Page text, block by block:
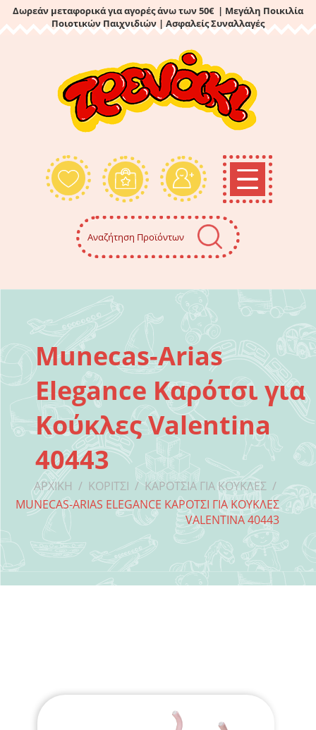
Δωρεάν μεταφορικά για αγορές άνω των 50€ | Μεγάλη Ποικιλία
Ποιοτικών Παιχνιδιών | Ασφαλείς Συναλλαγές
​​Munecas-Arias
Elegance Καρότσι για
Κούκλες Valentina
40443
ΑΡΧΙΚΉ / ΚΟΡΊΤΣΙ / ΚΑΡΌΤΣΙΑ ΓΙΑ ΚΟΎΚΛΕΣ /
MUNECAS-ARIAS ELEGANCE ΚΑΡΌΤΣΙ ΓΙΑ ΚΟΎΚΛΕΣ
VALENTINA 40443